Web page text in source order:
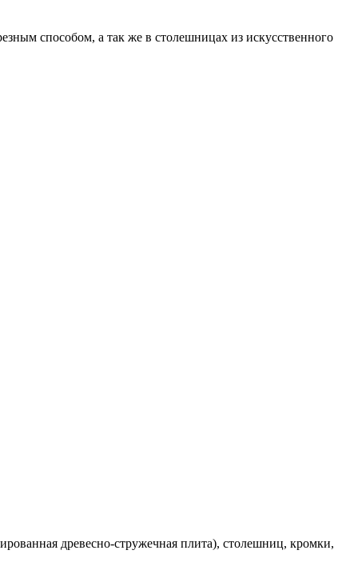
способом, а так же в столешницах из искусственного
древесно-стружечная плита), столешниц, кромки,